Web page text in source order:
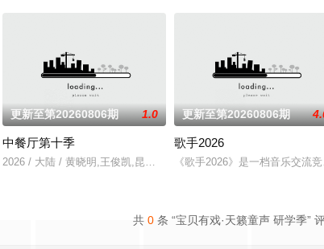
。本季节目首次引入“竞
十个勤天那份“想把地种好”的滚烫初心不变！将“见天地之广
更新至第20260806期 1.0
中餐厅第十季
2026 / 大陆 / 黄晓明,王俊凯,昆凌,靳梦佳,张雅琪,林述巍,戴军,瞿颖,汪
更新至第20260806期
歌手2026
《歌手2026》是一档音乐交流
共 0 条 “宝贝有戏·天籁童声 研学季”